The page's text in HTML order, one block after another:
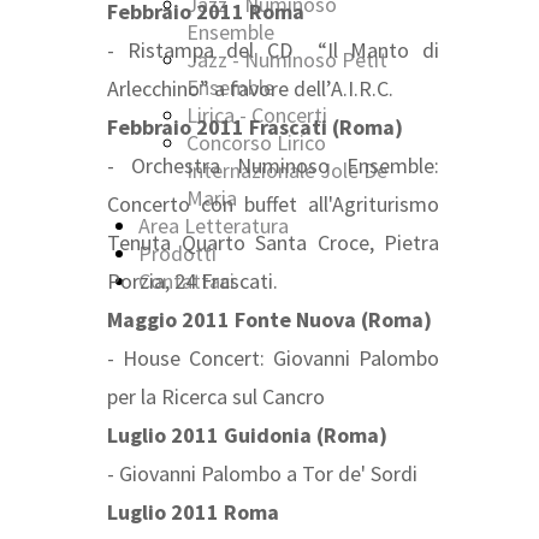
Febbraio 2011 Roma
- Ristampa del CD “Il Manto di
Arlecchino” a favore dell’A.I.R.C.
Febbraio 2011 Frascati (Roma)
- Orchestra Numinoso Ensemble:
Concerto con buffet all'Agriturismo
Tenuta Quarto Santa Croce, Pietra
Porzia, 24 Frascati.
Maggio 2011 Fonte Nuova (Roma)
- House Concert: Giovanni Palombo
per la Ricerca sul Cancro
Luglio 2011 Guidonia (Roma)
- Giovanni Palombo a Tor de' Sordi
Luglio 2011 Roma
Ensemble
Jazz - Numinoso Petit
Ensemble
Lirica - Concerti
Concorso Lirico
Internazionale Jole De
Maria
Area Letteratura
Prodotti
Contattaci